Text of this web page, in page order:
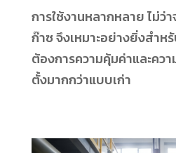
การใช้งานหลากหลาย ไม่ว่
ก๊าซ จึงเหมาะอย่างยิ่งสำ
ต้องการความคุ้มค่าและคว
ตั้งมากกว่าแบบเก่า